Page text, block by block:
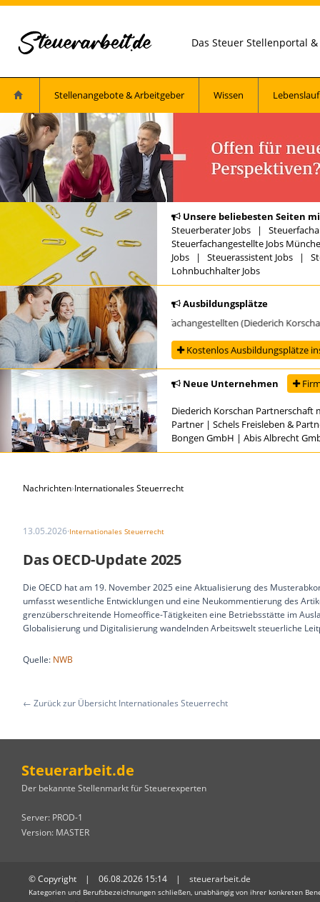
Das Steuer Stellenportal
Stellenangebote & Arbeitgeber Wissen Lebenslauf
Unsere beliebesten Seiten
Steuerberater Jobs |
Steuerfachangestellte Jobs
Jobs | Steuerassistent Jobs |
Lohnbuchhalter Jobs
Ausbildungsplätze
Ausbildung zur/zum Steuerfachangestellten (Diederich Korschan
Kostenlos Ausbildungsplätze
Neue Unternehmen
Diederich Korschan Partnerschaft
Partner | Schels Freisleben &
Bongen GmbH | Abis Albrecht
Nachrichten›Internationales Steuerrecht
13.05.2026·Internationales Steuerrecht
Das OECD-Update 2025
Die OECD hat am 19. November 2025 eine Aktualisierung des
umfasst wesentliche Entwicklungen und eine Neukommentierung des
grenzüberschreitende Homeoffice-Tätigkeiten eine Betriebsstätte im
Globalisierung und Digitalisierung wandelnden Arbeitswelt steuerliche
Quelle: NWB
← Zurück zur Übersicht Internationales Steuerrecht
Steuerarbeit.de
Der bekannte Stellenmarkt für Steuerexperten
Server: PROD-1
Version: MASTER
© Copyright | 06.08.2026 15:14 | steuerarbeit.de
Kategorien und Berufsbezeichnungen schließen, unabhängig von ihrer konkreten